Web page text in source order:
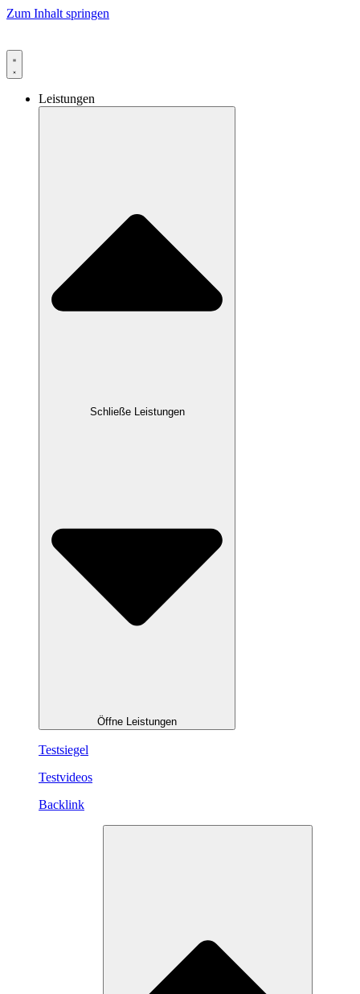
Zum Inhalt springen
Leistungen
Schließe Leistungen
Öffne Leistungen
Testsiegel
Testvideos
Backlink